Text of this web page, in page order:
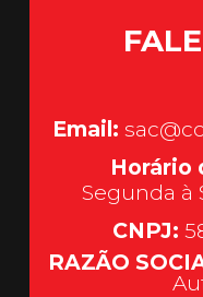
Email:
Horário
Segunda à
CNPJ:
RAZÃO